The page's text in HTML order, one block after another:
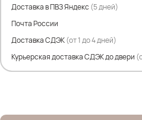
26% акрил
23% модал
31% шерсть
Доставка в ПВЗ Яндекс (5 дней)
Почта России
Доставка СДЭК(от 1 до 4 дней)
Курьерская доставка СДЭК до двери